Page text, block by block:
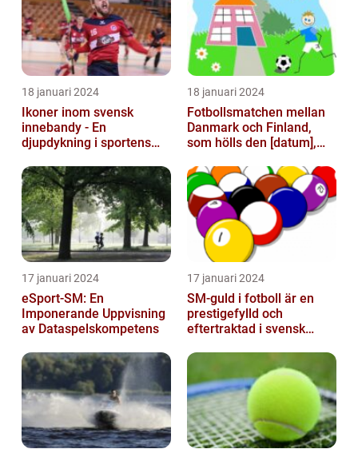
18 januari 2024
Ikoner inom svensk
innebandy - En
djupdykning i sportens
profiler
18 januari 2024
Fotbollsmatchen mellan
Danmark och Finland,
som hölls den [datum],
allvarl...
17 januari 2024
eSport-SM: En
Imponerande Uppvisning
av Dataspelskompetens
17 januari 2024
SM-guld i fotboll är en
prestigefylld och
eftertraktad i svensk